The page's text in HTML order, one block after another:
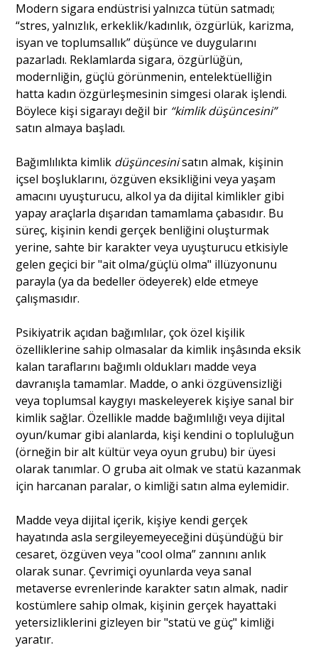
Modern sigara endüstrisi yalnızca tütün satmadı;
“stres, yalnızlık, erkeklik/kadınlık, özgürlük, karizma,
isyan ve toplumsallık” düşünce ve duygularını
pazarladı. Reklamlarda sigara, özgürlüğün,
modernliğin, güçlü görünmenin, entelektüelliğin
hatta kadın özgürleşmesinin simgesi olarak işlendi.
Böylece kişi sigarayı değil bir “kimlik düşüncesini”
satın almaya başladı.
Bağımlılıkta kimlik düşüncesinisatın almak, kişinin
içsel boşluklarını, özgüven eksikliğini veya yaşam
amacını uyuşturucu, alkol ya da dijital kimlikler gibi
yapay araçlarla dışarıdan tamamlama çabasıdır. Bu
süreç, kişinin kendi gerçek benliğini oluşturmak
yerine, sahte bir karakter veya uyuşturucu etkisiyle
gelen geçici bir "ait olma/güçlü olma" illüzyonunu
parayla (ya da bedeller ödeyerek) elde etmeye
çalışmasıdır.
Psikiyatrik açıdan bağımlılar, çok özel kişilik
özelliklerine sahip olmasalar da kimlik inşâsında eksik
kalan taraflarını bağımlı oldukları madde veya
davranışla tamamlar. Madde, o anki özgüvensizliği
veya toplumsal kaygıyı maskeleyerek kişiye sanal bir
kimlik sağlar. Özellikle madde bağımlılığı veya dijital
oyun/kumar gibi alanlarda, kişi kendini o topluluğun
(örneğin bir alt kültür veya oyun grubu) bir üyesi
olarak tanımlar. O gruba ait olmak ve statü kazanmak
için harcanan paralar, o kimliği satın alma eylemidir.
Madde veya dijital içerik, kişiye kendi gerçek
hayatında asla sergileyemeyeceğini düşündüğü bir
cesaret, özgüven veya "cool olma” zannını anlık
olarak sunar. Çevrimiçi oyunlarda veya sanal
metaverse evrenlerinde karakter satın almak, nadir
kostümlere sahip olmak, kişinin gerçek hayattaki
yetersizliklerini gizleyen bir "statü ve güç" kimliği
yaratır.